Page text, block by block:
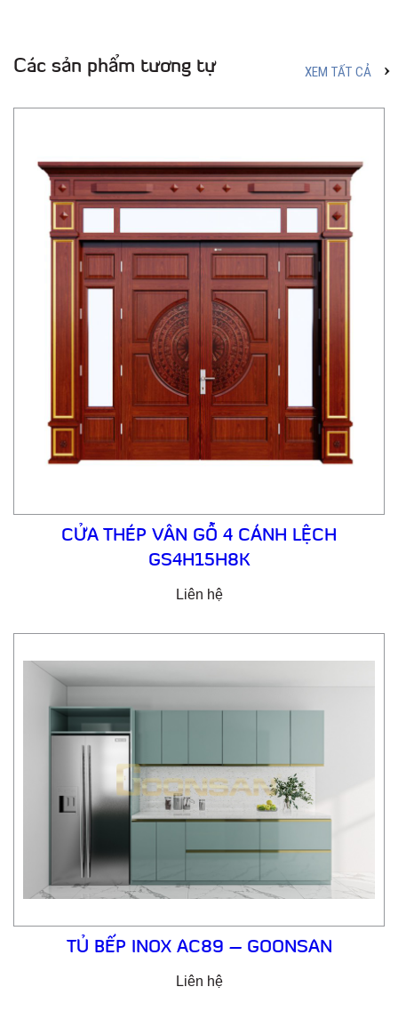
Các sản phẩm tương tự XEM TẤT CẢ
CỬA THÉP VÂN GỖ 4 CÁNH LỆCH
GS4H15H8K
Liên hệ
TỦ BẾP INOX AC89 – GOONSAN
Liên hệ